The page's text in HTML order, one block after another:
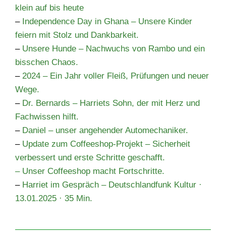
klein auf bis heute
– Independence Day in Ghana – Unsere Kinder
feiern mit Stolz und Dankbarkeit.
– Unsere Hunde – Nachwuchs von Rambo und ein
bisschen Chaos.
– 2024 – Ein Jahr voller Fleiß, Prüfungen und neuer
Wege.
– Dr. Bernards – Harriets Sohn, der mit Herz und
Fachwissen hilft.
– Daniel – unser angehender Automechaniker.
– Update zum Coffeeshop-Projekt – Sicherheit
verbessert und erste Schritte geschafft.
– Unser Coffeeshop macht Fortschritte.
– Harriet im Gespräch – Deutschlandfunk Kultur ·
13.01.2025 · 35 Min.